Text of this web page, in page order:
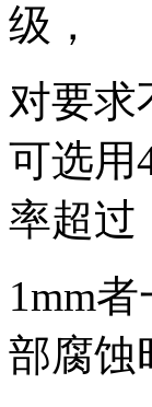
级，
对要求
可选用
率超过
1mm
部腐蚀